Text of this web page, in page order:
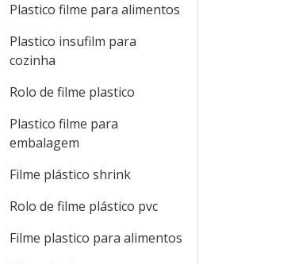
Plastico filme para alimentos
Plastico insufilm para
cozinha
Rolo de filme plastico
Plastico filme para
embalagem
Filme plástico shrink
Rolo de filme plástico pvc
Filme plastico para alimentos